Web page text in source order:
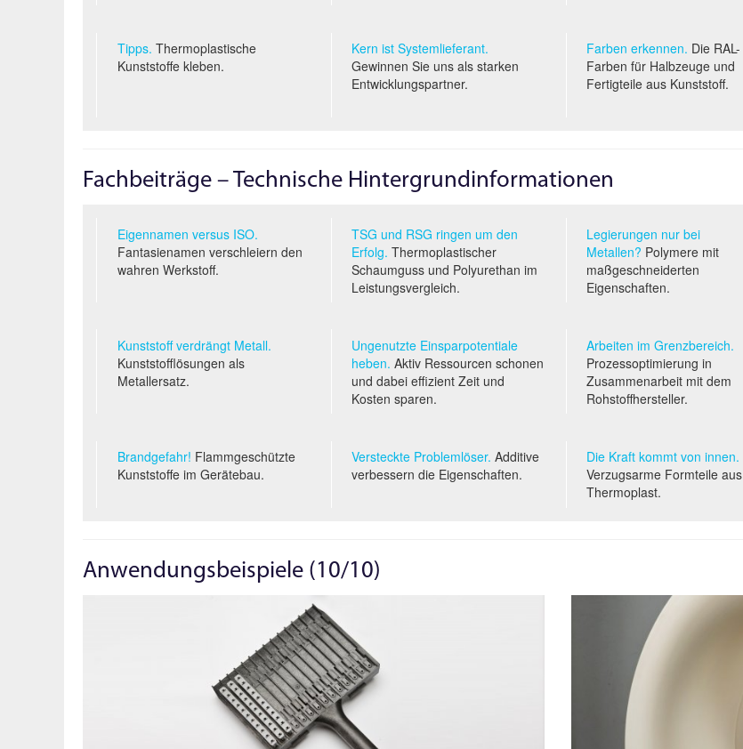
Tipps. Thermoplastische
Kunststoffe kleben.
Kern ist System­lieferant.
Gewinnen Sie uns als starken
Entwicklungspartner.
Farben erkennen. Die RAL-
Farben für Halbzeuge und
Fertigteile aus Kunststoff.
Fachbeiträge – Technische Hintergrundinformationen
Eigennamen versus ISO.
Fantasienamen verschleiern den
wahren Werkstoff.
TSG und RSG ringen um den
Erfolg. Thermoplastischer
Schaumguss und Polyurethan im
Leistungs­vergleich.
Legierungen nur bei
Metallen? Polymere mit
maßgeschneiderten
Eigenschaften.
Kunststoff verdrängt Metall.
Kunststofflösungen als
Metallersatz.
Ungenutzte Einsparpotentiale
heben. Aktiv Ressourcen schonen
und dabei effizient Zeit und
Kosten sparen.
Arbeiten im Grenzbereich.
Prozessoptimierung in
Zusammenarbeit mit dem
Rohstoffhersteller.
Brandgefahr! Flammgeschützte
Kunststoffe im Gerätebau.
Versteckte Problemlöser. Additive
verbessern die Eigenschaften.
Die Kraft kommt von innen.
Verzugsarme Formteile aus
Thermoplast.
Anwendungsbeispiele (10/10)